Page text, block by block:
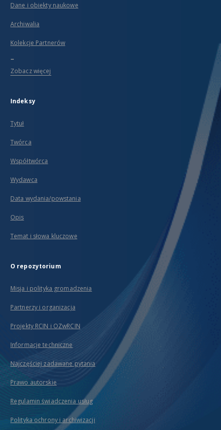
Dane i obiekty naukowe
Archiwalia
Kolekcje Partnerów
...
Zobacz więcej
Indeksy
Tytuł
Twórca
Współtwórca
Wydawca
Data wydania/powstania
Opis
Temat i słowa kluczowe
O repozytorium
Misja i polityka gromadzenia
Partnerzy i organizacja
Projekty RCIN i OZwRCIN
Informacje techniczne
Najczęściej zadawane pytania
Prawo autorskie
Regulamin świadczenia usług
Polityka ochrony i archiwizacji